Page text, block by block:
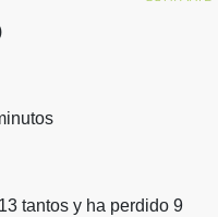
tantos y ha perdido 9